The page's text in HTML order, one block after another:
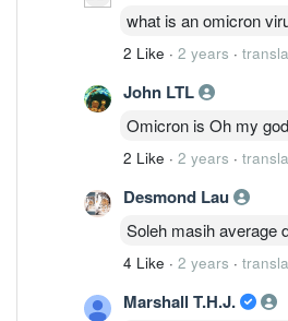
what is an omicron
2 Like · 2 years ·
John LTL
Omicron is Oh my
2 Like · 2 years ·
Desmond Lau
Soleh masih average
4 Like · 2 years ·
Marshall T.H.J.